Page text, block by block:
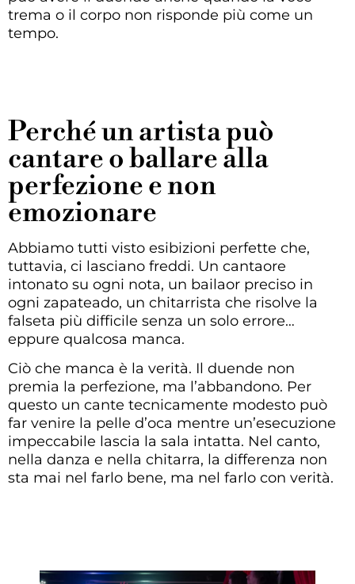
trema o il corpo non risponde più come un
tempo.
Perché un artista può
cantare o ballare alla
perfezione e non
emozionare
Abbiamo tutti visto esibizioni perfette che,
tuttavia, ci lasciano freddi. Un cantaore
intonato su ogni nota, un bailaor preciso in
ogni zapateado, un chitarrista che risolve la
falseta più difficile senza un solo errore…
eppure qualcosa manca.
Ciò che manca è la verità. Il duende non
premia la perfezione, ma l’abbandono. Per
questo un cante tecnicamente modesto può
far venire la pelle d’oca mentre un’esecuzione
impeccabile lascia la sala intatta. Nel canto,
nella danza e nella chitarra, la differenza non
sta mai nel farlo bene, ma nel farlo con verità.